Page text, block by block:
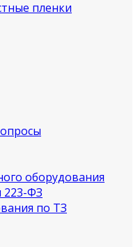
пленки
оборудования
223-ФЗ
по ТЗ